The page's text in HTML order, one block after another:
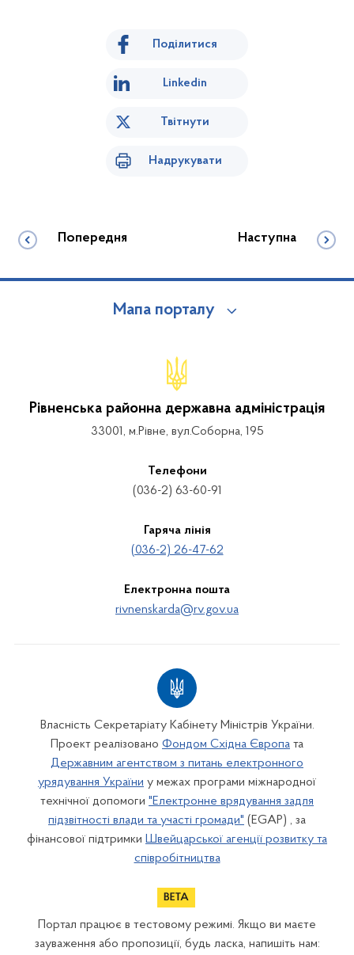
Поділитися
Linkedin
Твітнути
Надрукувати
Попередня Наступна
Мапа порталу
Рівненська районна державна адміністрація
33001, м.Рівне, вул.Соборна, 195
Телефони
(036-2) 63-60-91
Гаряча лінія
(036-2) 26-47-62
Електронна пошта
rivnenskarda@rv.gov.ua
Власність Секретаріату Кабінету Міністрів України.
Проект реалізовано Фондом Східна Європа та
Державним агентством з питань електронного
урядування України у межах програми міжнародної
технічної допомоги "Електронне врядування задля
підзвітності влади та участі громади" (EGAP) , за
фінансової підтримки Швейцарської агенції розвитку та
співробітництва
Портал працює в тестовому режимі. Якщо ви маєте
зауваження або пропозиції, будь ласка, напишіть нам: